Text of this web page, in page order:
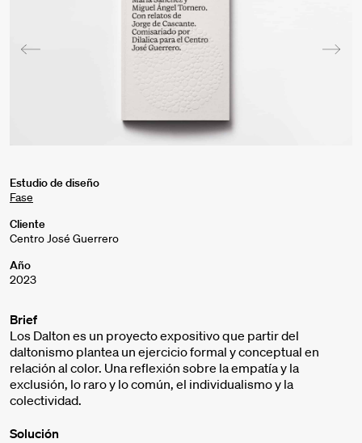
Estudio de diseño
Fase
Cliente
Centro José Guerrero
Año
2023
Brief
Los Dalton es un proyecto expositivo que partir del
daltonismo plantea un ejercicio formal y conceptual en
relación al color. Una reflexión sobre la empatía y la
exclusión, lo raro y lo común, el individualismo y la
colectividad.
Solución